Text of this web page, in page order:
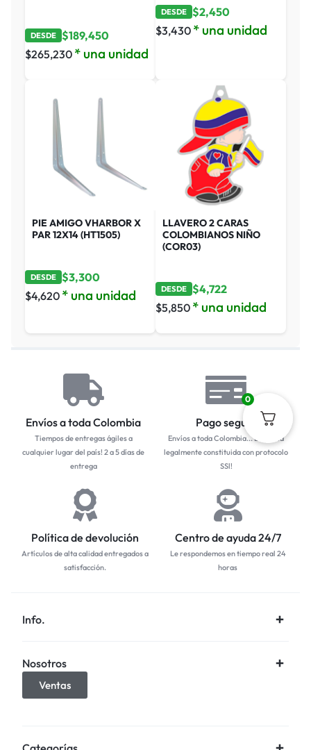
DESDE $189,450
$265,230 * una unidad
DESDE $2,450
$3,430 * una unidad
PIE AMIGO VHARBOR X
PAR 12X14 (HT1505)
DESDE $3,300
$4,620 * una unidad
LLAVERO 2 CARAS
COLOMBIANOS NIÑO
(COR03)
DESDE $4,722
$5,850 * una unidad
Envíos a toda Colombia
Tiempos de entregas ágiles a
cualquier lugar del país! 2 a 5 días de
entrega
Pago seguro
Envíos a toda Colombia... Empresa
legalmente constituida con protocolo
SSl!
Política de devolución
Artículos de alta calidad entregados a
satisfacción.
Centro de ayuda 24/7
Le respondemos en tiempo real 24
horas
Info.
Nosotros
Ventas
0